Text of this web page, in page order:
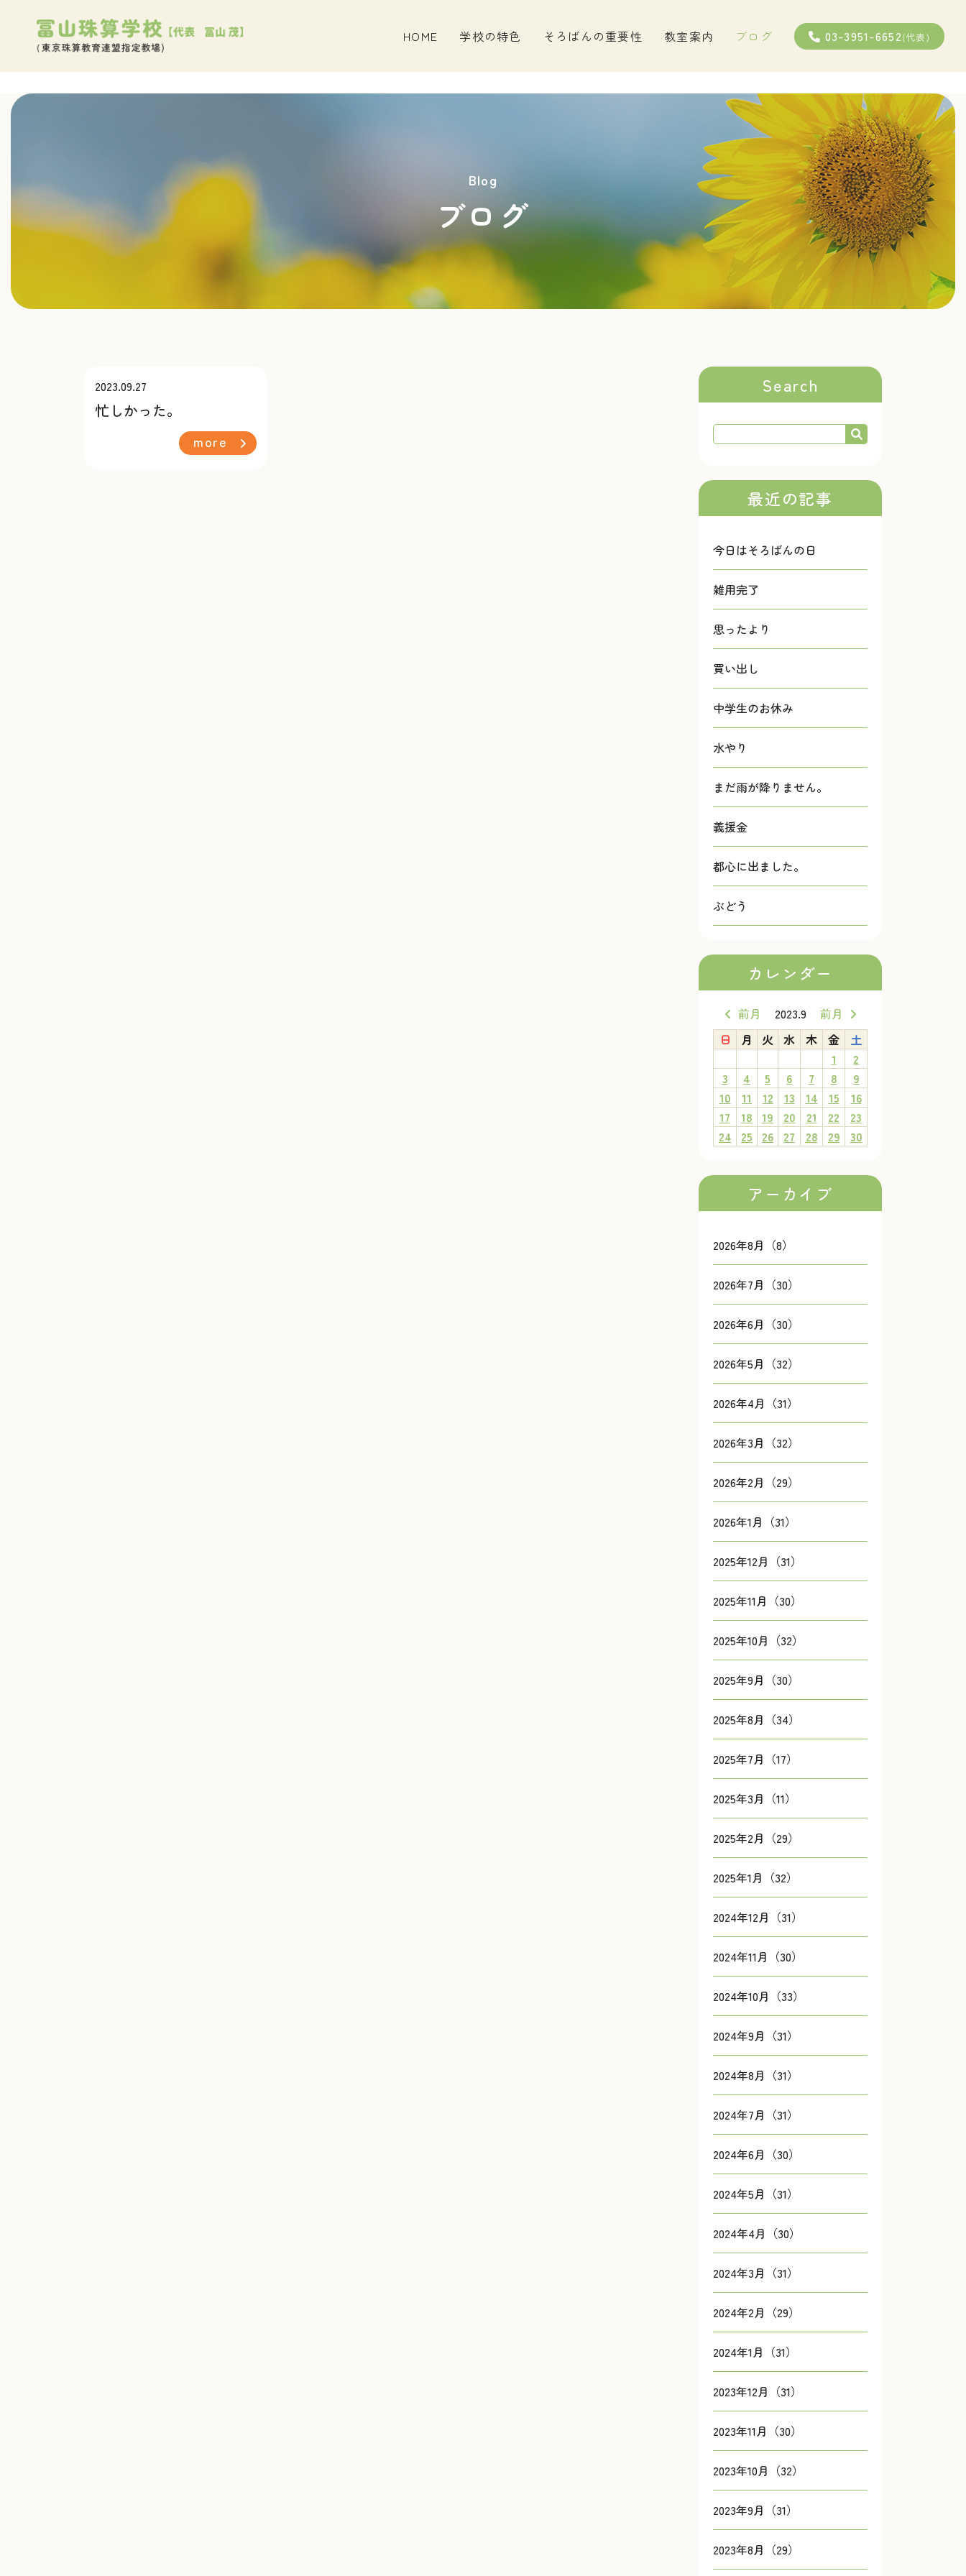
HOME 学校の特色 そろばんの重要性 教室案内 ブログ 03-3951-6652(代表)
Blog
ブログ
2023.09.27
忙しかった。
more
Search
最近の記事
今日はそろばんの日
雑用完了
思ったより
買い出し
中学生のお休み
水やり
まだ雨が降りません。
義援金
都心に出ました。
ぶどう
カレンダー
前月 2023.9
前月
日
月 火 水 木 金
土
1
2
3
4 5 6 7 8
9
10
11 12 13 14 15
16
17
18 19 20 21 22
23
24 25 26 27 28 29 30
アーカイブ
2026年8月（8）
2026年7月（30）
2026年6月（30）
2026年5月（32）
2026年4月（31）
2026年3月（32）
2026年2月（29）
2026年1月（31）
2025年12月（31）
2025年11月（30）
2025年10月（32）
2025年9月（30）
2025年8月（34）
2025年7月（17）
2025年3月（11）
2025年2月（29）
2025年1月（32）
2024年12月（31）
2024年11月（30）
2024年10月（33）
2024年9月（31）
2024年8月（31）
2024年7月（31）
2024年6月（30）
2024年5月（31）
2024年4月（30）
2024年3月（31）
2024年2月（29）
2024年1月（31）
2023年12月（31）
2023年11月（30）
2023年10月（32）
2023年9月（31）
2023年8月（29）